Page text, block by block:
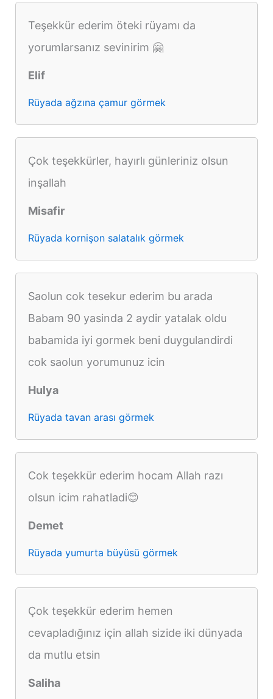
Teşekkür ederim öteki rüyamı da
yorumlarsanız sevinirim 🤗
Elif
Rüyada ağzına çamur görmek
Çok teşekkürler, hayırlı günleriniz olsun
inşallah
Misafir
Rüyada kornişon salatalık görmek
Saolun cok tesekur ederim bu arada
Babam 90 yasinda 2 aydir yatalak oldu
babamida iyi gormek beni duygulandirdi
cok saolun yorumunuz icin
Hulya
Rüyada tavan arası görmek
Cok teşekkür ederim hocam Allah razı
olsun icim rahatladi😊
Demet
Rüyada yumurta büyüsü görmek
Çok teşekkür ederim hemen
cevapladığınız için allah sizide iki dünyada
da mutlu etsin
Saliha